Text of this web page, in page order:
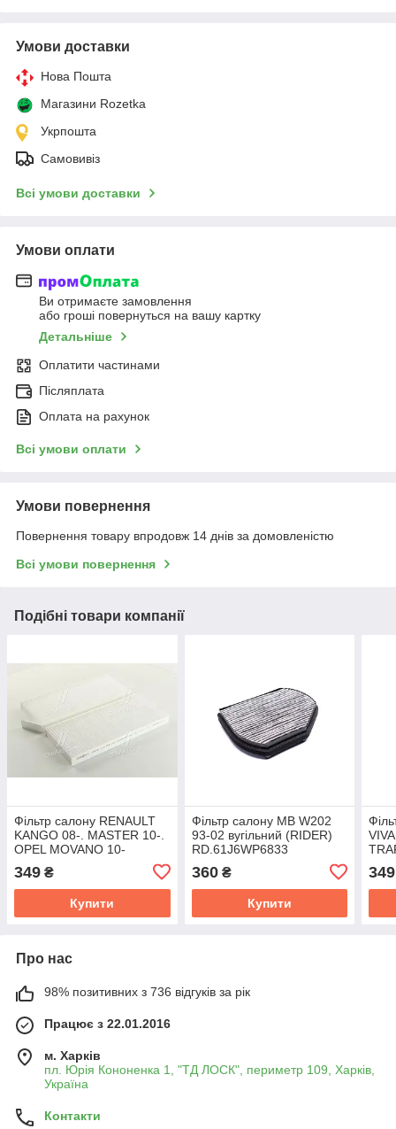
Умови доставки
Нова Пошта
Магазини Rozetka
Укрпошта
Самовивіз
Всі умови доставки
Умови оплати
Ви отримаєте замовлення
або гроші повернуться на вашу картку
Детальніше
Оплатити частинами
Післяплата
Оплата на рахунок
Всі умови оплати
Умови повернення
Повернення товару впродовж 14 днів за домовленістю
Всі умови повернення
Подібні товари компанії
Фільтр салону RENAULT
KANGO 08-. MASTER 10-.
OPEL MOVANO 10-
(RIDER) RD.61J6WP9336
349 ₴
Купити
Фільтр салону MB W202
93-02 вугільний (RIDER)
RD.61J6WP6833
360₴
Купити
349
Про нас
98% позитивних з 736 відгуків за рік
Працює з 22.01.2016
м. Харків
пл. Юрія Кононенка 1, "ТД ЛОСК", периметр 109, Харків,
Україна
Контакти